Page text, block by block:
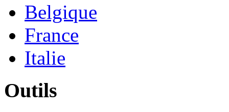
Belgique
France
Italie
Outils